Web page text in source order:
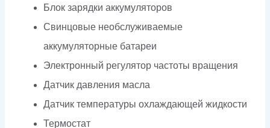
Блок зарядки аккумуляторов
Свинцовые необслуживаемые
аккумуляторные батареи
Электронный регулятор частоты вращения
Датчик давления масла
Датчик температуры охлаждающей жидкости
Термостат